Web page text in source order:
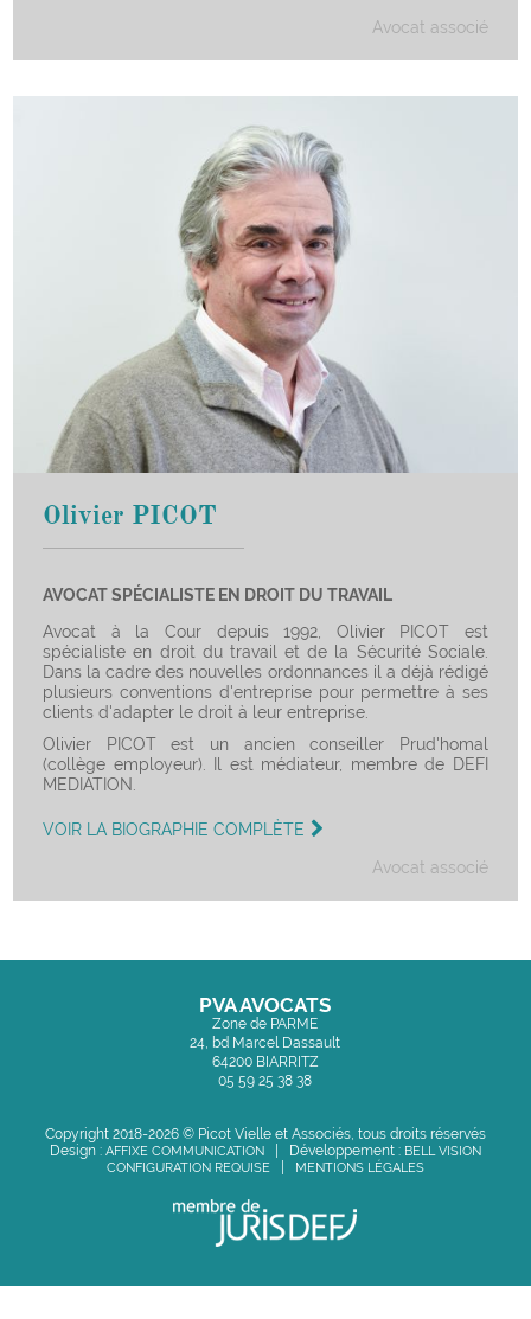
Avocat associé
Olivier PICOT
AVOCAT SPÉCIALISTE EN DROIT DU TRAVAIL
Avocat à la Cour depuis 1992, Olivier PICOT est
spécialiste en droit du travail et de la Sécurité Sociale.
Dans la cadre des nouvelles ordonnances il a déjà rédigé
plusieurs conventions d'entreprise pour permettre à ses
clients d'adapter le droit à leur entreprise.
Olivier PICOT est un ancien conseiller Prud'homal
(collège employeur). Il est médiateur, membre de DEFI
MEDIATION.
VOIR LA BIOGRAPHIE COMPLÈTE
Avocat associé
PVA AVOCATS
Zone de PARME
24, bd Marcel Dassault
64200 BIARRITZ
05 59 25 38 38
Copyright 2018-2026 © Picot Vielle et Associés, tous droits réservés
Design : AFFIXE COMMUNICATION| Développement : BELL VISION
CONFIGURATION REQUISE| MENTIONS LÉGALES